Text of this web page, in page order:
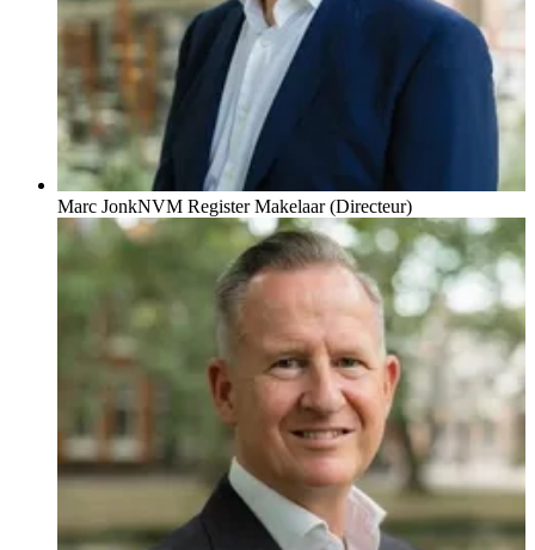
Marc JonkNVM Register Makelaar (Directeur)